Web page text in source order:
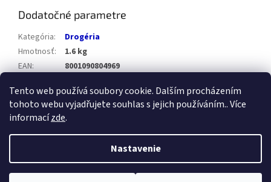
Tento web používá soubory cookie. Dalším procházením
tohoto webu vyjadřujete souhlas s jejich používáním.. Více
informacízde.
Nastavenie
Dodatočné parametre
Kategória:
Drogéria
Hmotnosť:
1.6 kg
EAN:
8001090804969
Copyright 2026Healthstore.sk. Všetky práva vyhradené.Upraviť